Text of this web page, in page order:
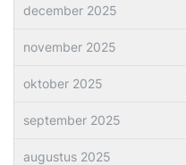
december 2025
november 2025
oktober 2025
september 2025
augustus 2025